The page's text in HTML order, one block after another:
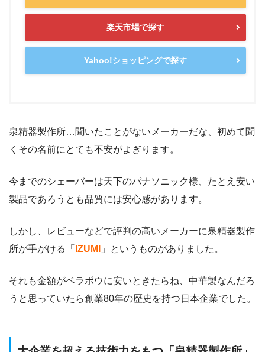
楽天市場で探す
Yahoo!ショッピングで探す
泉精器製作所…聞いたことがないメーカーだな、初めて聞
くその名前にとても不安がよぎります。
今までのシェーバーは天下のパナソニック様、たとえ安い
製品であろうとも品質には安心感があります。
しかし、レビューなどで評判の高いメーカーに泉精器製作
所が手がける「 IZUMI 」というものがありました。
それも金額がベラボウに安いときたらね、中華製なんだろ
うと思っていたら創業80年の歴史を持つ日本企業でした。